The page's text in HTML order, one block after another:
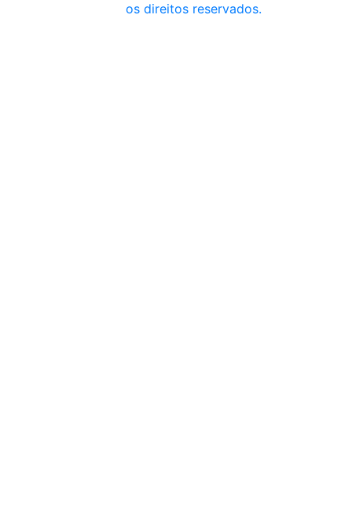
os direitos reservados.